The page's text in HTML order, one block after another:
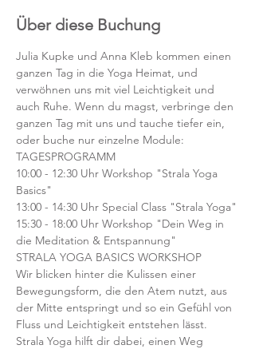
Über diese Buchung
Julia Kupke und Anna Kleb kommen einen
ganzen Tag in die Yoga Heimat, und
verwöhnen uns mit viel Leichtigkeit und
auch Ruhe. Wenn du magst, verbringe den
ganzen Tag mit uns und tauche tiefer ein,
oder buche nur einzelne Module:
TAGESPROGRAMM
10:00 - 12:30 Uhr Workshop "Strala Yoga
Basics"
13:00 - 14:30 Uhr Special Class "Strala Yoga"
15:30 - 18:00 Uhr Workshop "Dein Weg in
die Meditation & Entspannung"
STRALA YOGA BASICS WORKSHOP
Wir blicken hinter die Kulissen einer
Bewegungsform, die den Atem nutzt, aus
der Mitte entspringt und so ein Gefühl von
Fluss und Leichtigkeit entstehen lässt.
Strala Yoga hilft dir dabei, einen Weg